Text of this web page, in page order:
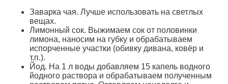
Заварка чая. Лучше использовать на светлых
вещах.
Лимонный сок. Выжимаем сок от половинки
лимона, наносим на губку и обрабатываем
испорченные участки (обивку дивана, ковёр и
т.п.).
Йод. На 1 л воды добавляем 15 капель водного
йодного раствора и обрабатываем полученным